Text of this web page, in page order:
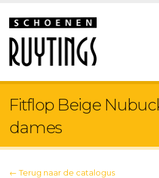
Fitflop Beige
dames
← Terug naar de catalogus